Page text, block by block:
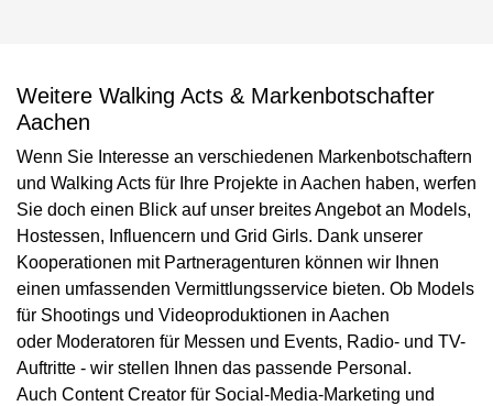
Weitere Walking Acts & Markenbotschafter
Aachen
Wenn Sie Interesse an verschiedenen Markenbotschaftern
und Walking Acts für Ihre Projekte in Aachen haben, werfen
Sie doch einen Blick auf unser breites Angebot an Models,
Hostessen, Influencern und Grid Girls. Dank unserer
Kooperationen mit Partneragenturen können wir Ihnen
einen umfassenden Vermittlungsservice bieten. Ob Models
für Shootings und Videoproduktionen in Aachen
oder Moderatoren für Messen und Events, Radio- und TV-
Auftritte - wir stellen Ihnen das passende Personal.
Auch Content Creator für Social-Media-Marketing und